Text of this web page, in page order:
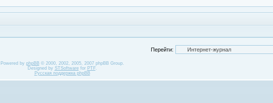
Перейти:
Powered by phpBB© 2000, 2002, 2005, 2007 phpBB Group.
Designed by STSoftwarefor PTF.
Русская поддержка phpBB